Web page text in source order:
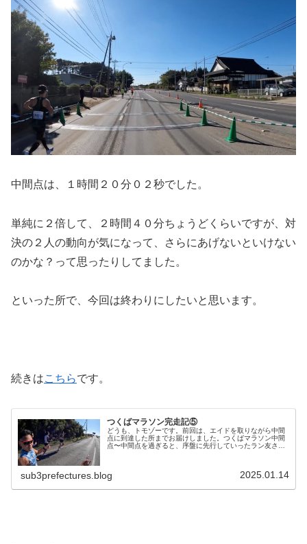
中間点は、１時間２０分０２秒でした。
単純に２倍して、２時間４０分ちょうどくらいですが、対
決の２人の動向が気になって、さらにあげないといけない
のかな？って思ったりしてました。
といった所で、今回は終わりにしたいと思います。
続きはこちらです。
つくばマラソン完走記⑤
どうも、トモゾーです。前回は、エイドを取りながら中間
点に到達した所までお届けしました。つくばマラソン中間
点〜中間点を過ぎると、序盤に先行していったラン友さん
sub3prefectures.blog 2025.01.14